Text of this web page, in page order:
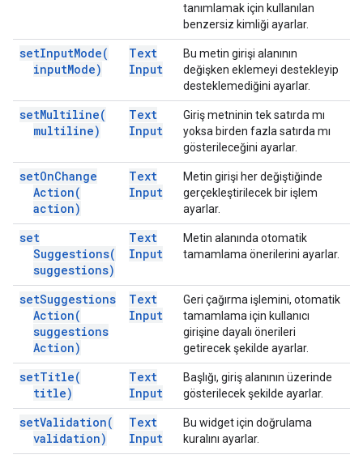
tanımlamak için kullanılan
benzersiz kimliği ayarlar.
setInputMode(
inputMode)
Text
Input
Bu metin girişi alanının
değişken eklemeyi destekleyip
desteklemediğini ayarlar.
setMultiline(
multiline)
Text
Input
Giriş metninin tek satırda mı
yoksa birden fazla satırda mı
gösterileceğini ayarlar.
setOnChange
Action(
action)
Text
Input
Metin girişi her değiştiğinde
gerçekleştirilecek bir işlem
ayarlar.
set
Suggestions(
suggestions)
Text
Input
Metin alanında otomatik
tamamlama önerilerini ayarlar.
setSuggestions
Action(
suggestions
Action)
Text
Input
Geri çağırma işlemini, otomatik
tamamlama için kullanıcı
girişine dayalı önerileri
getirecek şekilde ayarlar.
setTitle(
title)
Text
Input
Başlığı, giriş alanının üzerinde
gösterilecek şekilde ayarlar.
setValidation(
validation)
Text
Input
Bu widget için doğrulama
kuralını ayarlar.